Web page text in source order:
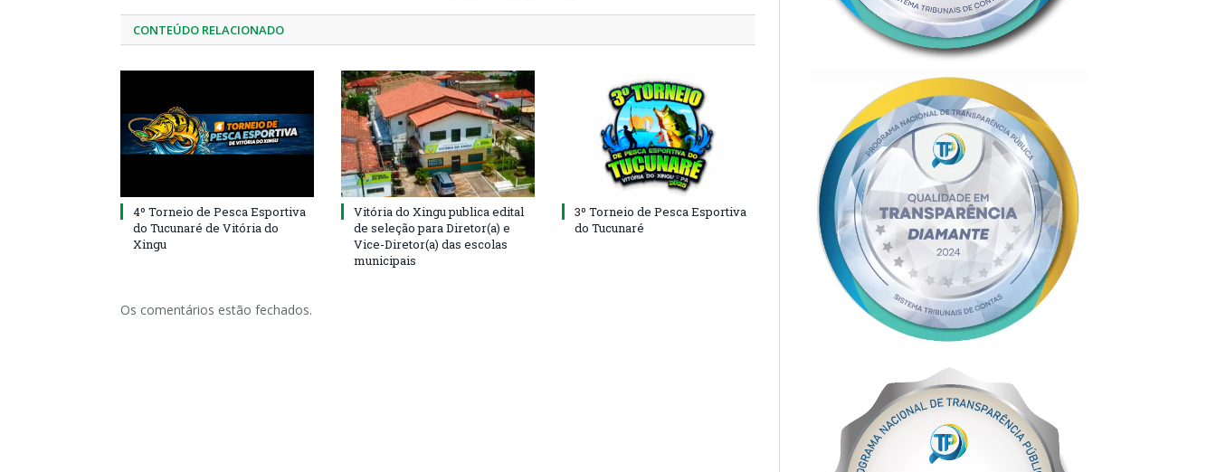
CONTEÚDO RELACIONADO
4º Torneio de Pesca Esportiva
do Tucunaré de Vitória do
Xingu
Vitória do Xingu publica edital
de seleção para Diretor(a) e
Vice-Diretor(a) das escolas
municipais
3º Torneio de Pesca Esportiva
do Tucunaré
Os comentários estão fechados.